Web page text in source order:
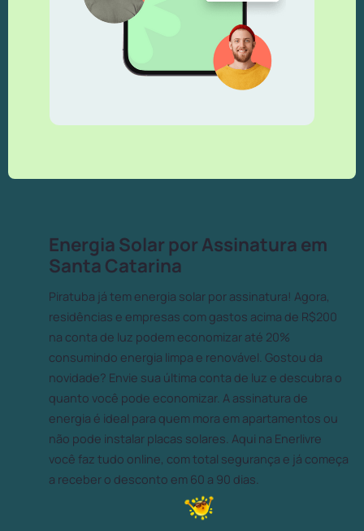
Energia Solar por Assinatura em
Santa Catarina
Piratuba já tem energia solar por assinatura! Agora,
residências e empresas com gastos acima de R$200
na conta de luz podem economizar até 20%
consumindo energia limpa e renovável. Gostou da
novidade? Envie sua última conta de luz e descubra o
quanto você pode economizar. A assinatura de
energia é ideal para quem mora em apartamentos ou
não pode instalar placas solares. Aqui na Enerlivre
você faz tudo online, com total segurança e já começa
a receber o desconto em 60 a 90 dias.